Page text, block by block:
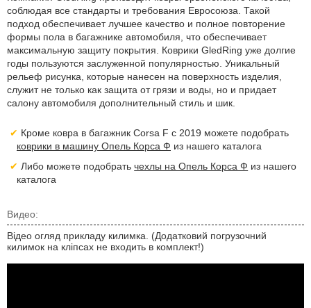
соблюдая все стандарты и требования Евросоюза. Такой
подход обеспечивает лучшее качество и полное повторение
формы пола в багажнике автомобиля, что обеспечивает
максимальную защиту покрытия. Коврики GledRing уже долгие
годы пользуются заслуженной популярностью. Уникальный
рельеф рисунка, которые нанесен на поверхность изделия,
служит не только как защита от грязи и воды, но и придает
салону автомобиля дополнительный стиль и шик.
Кроме ковра в багажник Corsa F с 2019 можете подобрать
коврики в машину Опель Корса Ф из нашего каталога
Либо можете подобратьчехлы на Опель Корса Ф из нашего
каталога
Видео:
Відео огляд прикладу килимка. (Додатковий погрузочний
килимок на кліпсах не входить в комплект!)